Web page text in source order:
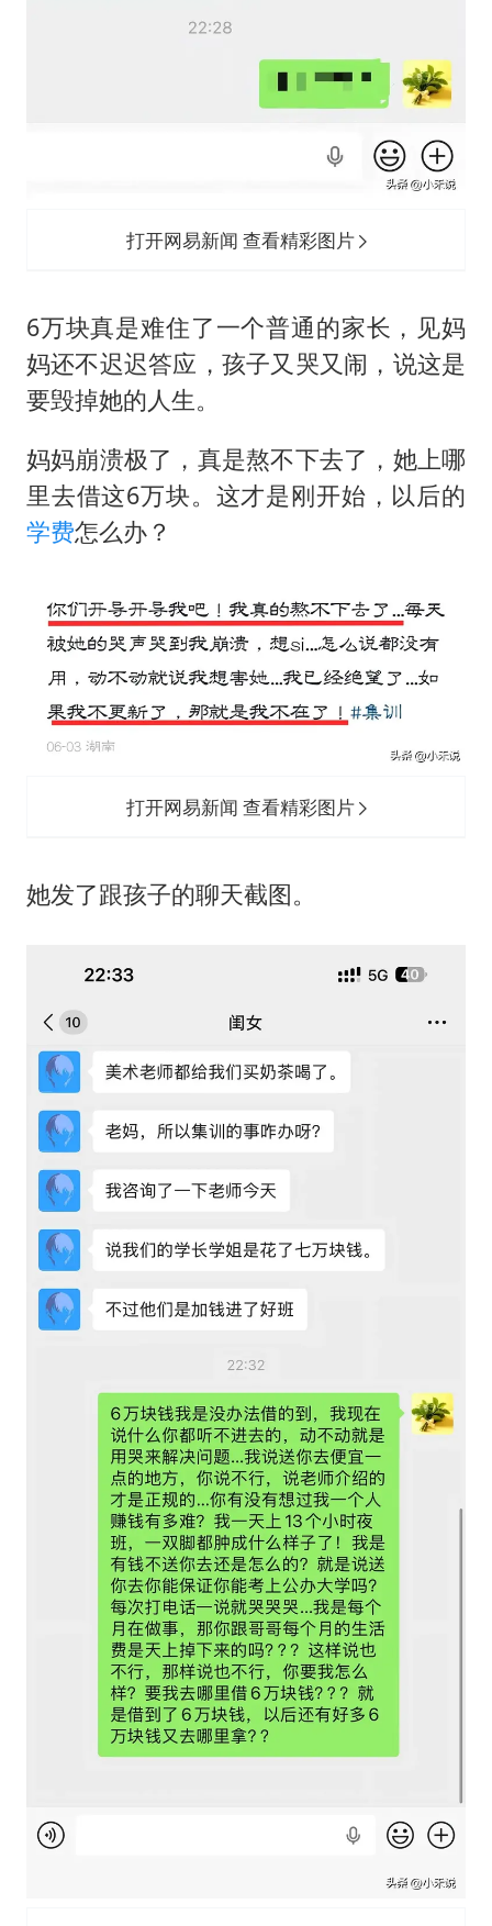
打开网易新闻 查看精彩图片
6万块真是难住了一个普通的家长，见妈
妈还不迟迟答应，孩子又哭又闹，说这是
要毁掉她的人生。
妈妈崩溃极了，真是熬不下去了，她上哪
里去借这6万块。这才是刚开始，以后的
学费怎么办？
打开网易新闻 查看精彩图片
她发了跟孩子的聊天截图。